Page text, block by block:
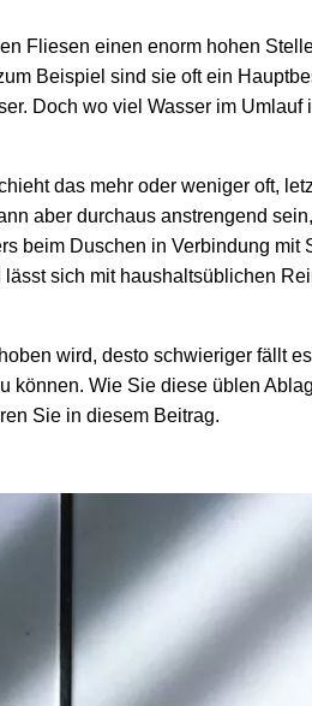
Fliesen einen enorm hohen
Beispiel sind sie oft ein
Doch wo viel Wasser im Umlauf
das mehr oder weniger oft,
aber durchaus anstrengend
beim Duschen in Verbindung mit
sich mit haushaltsüblichen
wird, desto schwieriger fällt
Wie Sie diese üblen
Sie in diesem Beitrag.